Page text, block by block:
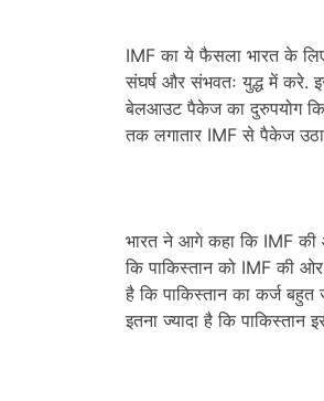
IMF का ये फैसला भारत के
संघर्ष और संभवतः युद्ध में करे.
बेलआउट पैकेज का दुरुपयोग
तक लगातार IMF से पैकेज
भारत ने आगे कहा कि IMF की
कि पाकिस्तान को IMF की ओर
है कि पाकिस्तान का कर्ज
इतना ज्यादा है कि पाकिस्तान